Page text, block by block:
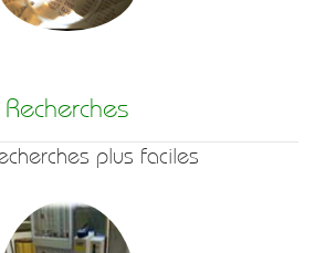
Recherches
plus faciles